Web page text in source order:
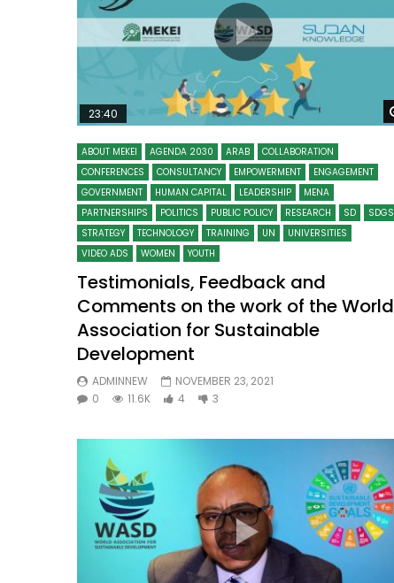
23:40
ABOUT MEKEI AGENDA 2030 ARAB
COLLABORATION
CONFERENCES
CONSULTANCY EMPOWERMENT
ENGAGEMENT
GOVERNMENT
HUMAN CAPITAL LEADERSHIP
MENA
PARTNERSHIPS
POLITICS PUBLIC POLICY RESEARCH SD
SDGS
STRATEGY
TECHNOLOGY TRAINING UN
UNIVERSITIES
VIDEO ADS
WOMEN YOUTH
Testimonials, Feedback and
Comments on the work of the World
Association for Sustainable
Development
ADMINNEW
NOVEMBER 23, 2021
0
11.6K 4 3